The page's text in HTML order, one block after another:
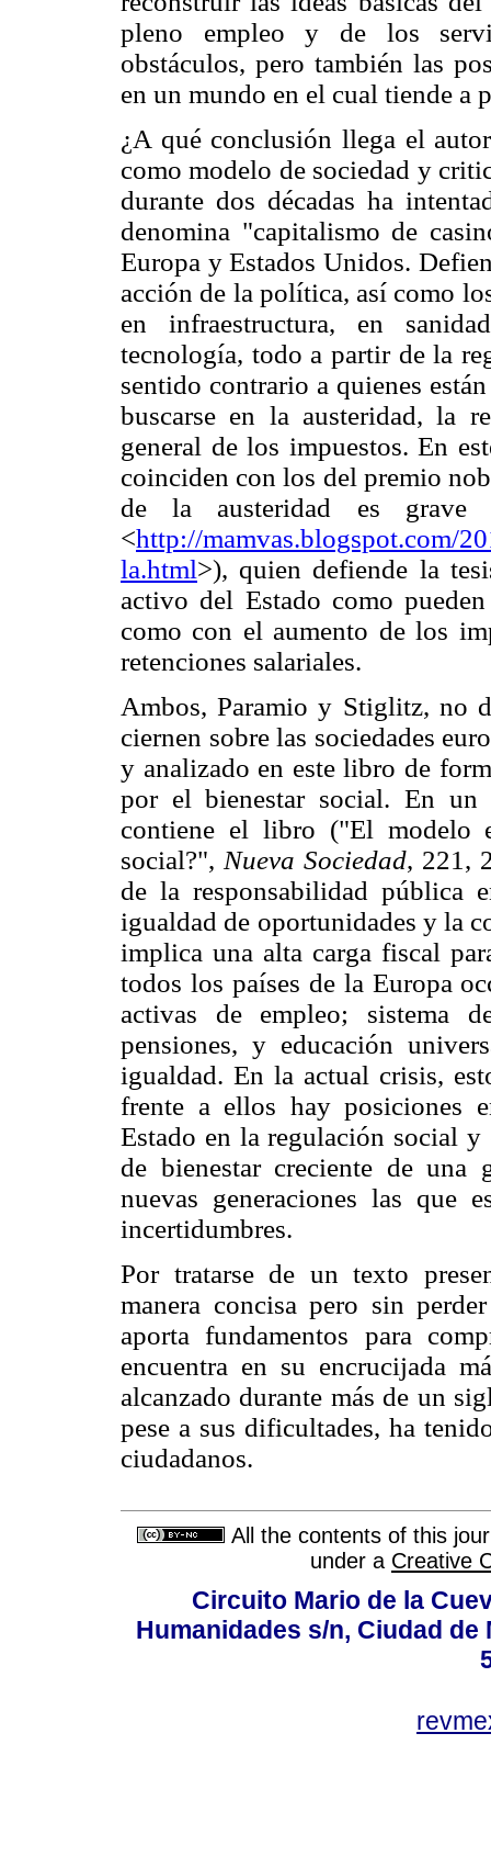
pleno empleo y de los
obstáculos, pero también las
en un mundo en el cual tiende
¿A qué conclusión llega el
como modelo de sociedad y
durante dos décadas ha
denomina "capitalismo de
Europa y Estados Unidos.
acción de la política, así como
en infraestructura, en
tecnología, todo a partir de la
sentido contrario a quienes
buscarse en la austeridad, la
general de los impuestos. En
coinciden con los del premio
de la austeridad es grave
<http://mamvas.blogspot.com/
la.html>), quien defiende la
activo del Estado como
como con el aumento de los
retenciones salariales.
Ambos, Paramio y Stiglitz, no
ciernen sobre las sociedades
y analizado en este libro de
por el bienestar social. En un
contiene el libro ("El modelo
social?", Nueva Sociedad, 221,
de la responsabilidad pública
igualdad de oportunidades y la
implica una alta carga fiscal
todos los países de la Europa
activas de empleo; sistema
pensiones, y educación
igualdad. En la actual crisis,
frente a ellos hay posiciones
Estado en la regulación social
de bienestar creciente de una
nuevas generaciones las que
incertidumbres.
Por tratarse de un texto
manera concisa pero sin
aporta fundamentos para
encuentra en su encrucijada
alcanzado durante más de un
pese a sus dificultades, ha
ciudadanos.
All the contents of this
under a Creative
Circuito Mario de la
Humanidades s/n, Ciudad de